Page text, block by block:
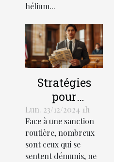
hélium...
Stratégies
pour
contester
efficacement
une amende
routière
Lun. 23/12/2024 1h
Face à une sanction
routière, nombreux
sont ceux qui se
sentent démunis, ne